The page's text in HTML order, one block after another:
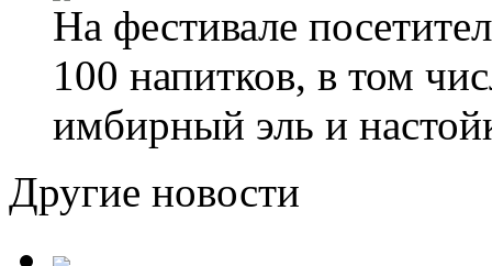
На фестивале
100 напитков, в том
имбирный эль и
Другие новости